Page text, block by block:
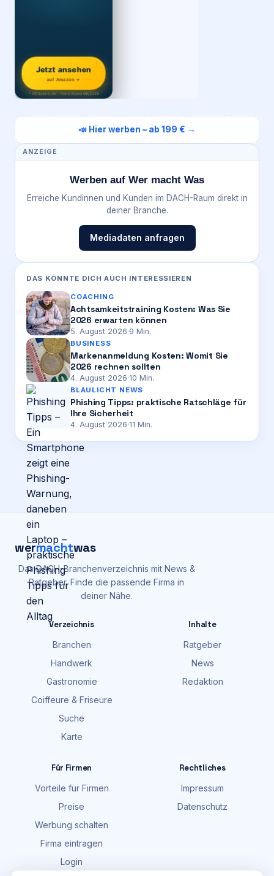
Jetzt ansehen
auf Amazon →
* Affiliate-Link · Preis Stand 06/2026
📣 Hier werben – ab 199 € →
ANZEIGE
Werben auf Wer macht Was
Erreiche Kundinnen und Kunden im DACH-Raum direkt in
deiner Branche.
Mediadaten anfragen
DAS KÖNNTE DICH AUCH INTERESSIEREN
COACHING
Achtsamkeitstraining Kosten: Was Sie
2026 erwarten können
5. August 2026·9 Min.
BUSINESS
Markenanmeldung Kosten: Womit Sie
2026 rechnen sollten
4. August 2026·10 Min.
BLAULICHT NEWS
Phishing Tipps: praktische Ratschläge für
Ihre Sicherheit
4. August 2026·11 Min.
wermachtwas
Das DACH-Branchenverzeichnis mit News &
Ratgeber. Finde die passende Firma in
deiner Nähe.
Verzeichnis
Branchen
Handwerk
Gastronomie
Coiffeure & Friseure
Suche
Karte
Inhalte
Ratgeber
News
Redaktion
Für Firmen
Vorteile für Firmen
Preise
Werbung schalten
Firma eintragen
Login
Rechtliches
Impressum
Datenschutz